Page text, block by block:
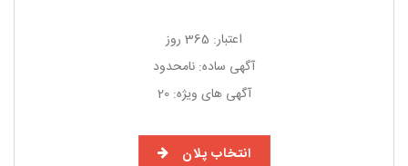
اعتبار: 365 روز
آگهی ساده: نامحدود
آگهی های ویژه: 20
انتخاب پلان